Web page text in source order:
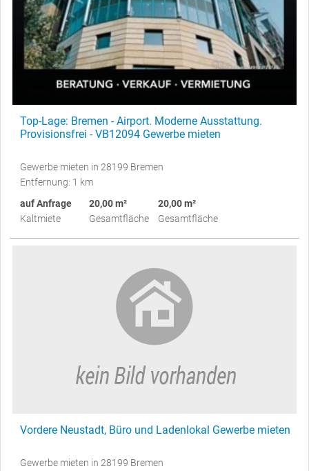
Top-Lage: Bremen - Airport. Moderne Ausstattung.
Provisionsfrei - VB12094 Gewerbe mieten
Gewerbe mieten in 28199 Bremen
Entfernung: 1 km
auf Anfrage
Kaltmiete
20,00 m²
Gesamtfläche
20,00 m²
Gesamtfläche
Vordere Neustadt, Büro und Ladenlokal Gewerbe mieten
Gewerbe mieten in 28199 Bremen